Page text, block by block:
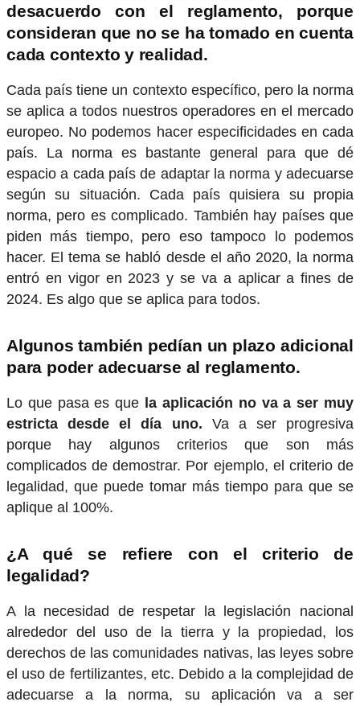
desacuerdo con el reglamento, porque
consideran que no se ha tomado en cuenta
cada contexto y realidad.
Cada país tiene un contexto específico, pero la norma
se aplica a todos nuestros operadores en el mercado
europeo. No podemos hacer especificidades en cada
país. La norma es bastante general para que dé
espacio a cada país de adaptar la norma y adecuarse
según su situación. Cada país quisiera su propia
norma, pero es complicado. También hay países que
piden más tiempo, pero eso tampoco lo podemos
hacer. El tema se habló desde el año 2020, la norma
entró en vigor en 2023 y se va a aplicar a fines de
2024. Es algo que se aplica para todos.
Algunos también pedían un plazo adicional
para poder adecuarse al reglamento.
Lo que pasa es que la aplicación no va a ser muy
estricta desde el día uno. Va a ser progresiva
porque hay algunos criterios que son más
complicados de demostrar. Por ejemplo, el criterio de
legalidad, que puede tomar más tiempo para que se
aplique al 100%.
¿A qué se refiere con el criterio de
legalidad?
A la necesidad de respetar la legislación nacional
alrededor del uso de la tierra y la propiedad, los
derechos de las comunidades nativas, las leyes sobre
el uso de fertilizantes, etc. Debido a la complejidad de
adecuarse a la norma, su aplicación va a ser